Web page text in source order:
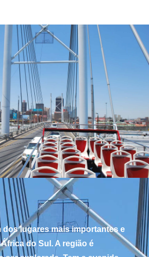
dos lugares mais importantes e
do Sul. A região é